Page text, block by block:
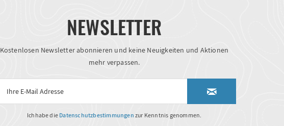
NEWSLETTER
Kostenlosen Newsletter abonnieren und keine Neuigkeiten und Aktionen
mehr verpassen.
Ich habe die Datenschutzbestimmungen zur Kenntnis genommen.